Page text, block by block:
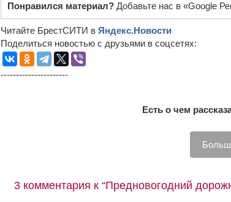
Понравился материал? Добавьте нас в «Google
Читайте БрестСИТИ в Яндекс.Новости
Поделиться новостью с друзьями в соцсетях:
----------------------
Есть о чем
3 комментария к “Предновогодний